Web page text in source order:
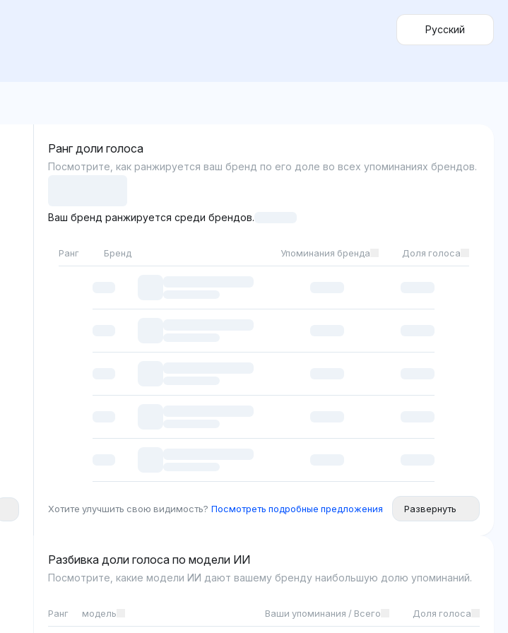
Русский
Ранг доли голоса
Посмотрите, как ранжируется ваш бренд по его доле во всех упоминаниях брендов.
Ваш бренд ранжируется среди брендов.
Ранг Бренд Упоминания бренда Доля голоса
Хотите улучшить свою видимость? Посмотреть подробные предложения Развернуть
Разбивка доли голоса по модели ИИ
Посмотрите, какие модели ИИ дают вашему бренду наибольшую долю упоминаний.
Ранг модель Ваши упоминания / Всего Доля голоса